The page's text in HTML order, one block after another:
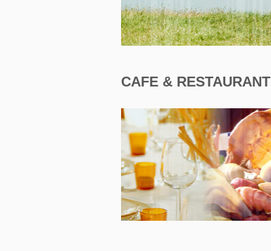
CAFE & RESTAURANT